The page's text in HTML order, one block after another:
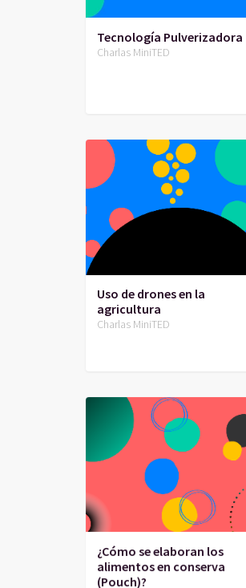
Tecnología Pulverizadora
Charlas MiniTED
Uso de drones en la
agricultura
Charlas MiniTED
¿Cómo se elaboran los
alimentos en conserva
(Pouch)?